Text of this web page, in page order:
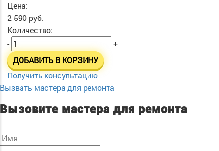
Цена:
2 590 руб.
Количество:
-
+
ДОБАВИТЬ В КОРЗИНУ
Получить консультацию
Вызвать мастера для ремонта
Вызовите мастера для ремонта